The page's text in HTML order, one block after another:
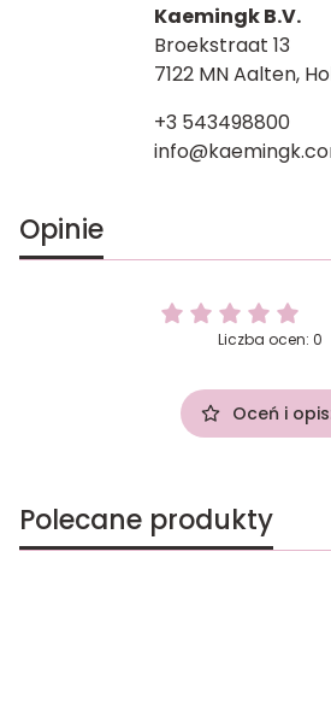
Kaemingk B.V.
Broekstraat 13
7122 MN Aalten,
+3 543498800
Opinie
Liczba ocen: 0
Oceń i
Polecane produkty